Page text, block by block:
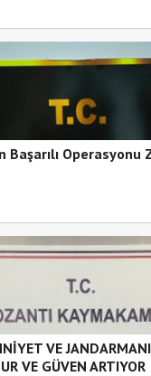
Başarılı Operasyonu
VE
VE GÜVEN ARTIYOR